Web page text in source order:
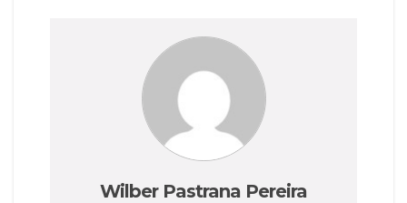
Wilber Pastrana Pereira